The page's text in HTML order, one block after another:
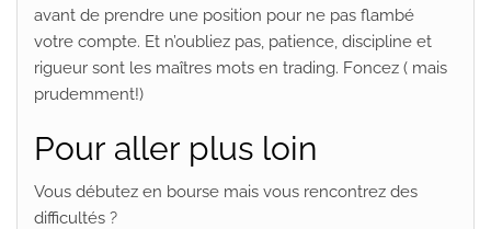
avant de prendre une position pour ne pas flambé
votre compte. Et n’oubliez pas, patience, discipline et
rigueur sont les maîtres mots en trading. Foncez ( mais
prudemment!)
Pour aller plus loin
Vous débutez en bourse mais vous rencontrez des
difficultés ?